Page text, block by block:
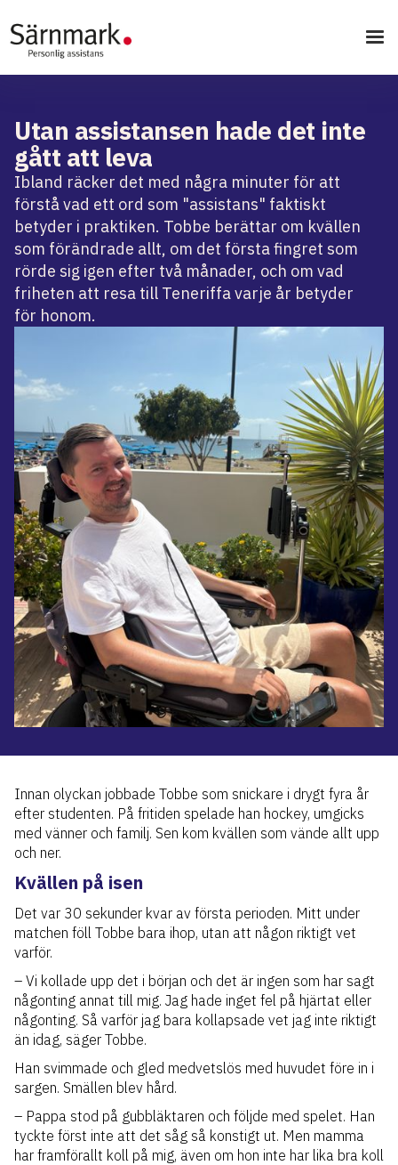
Utan assistansen hade det inte
gått att leva
Ibland räcker det med några minuter för att
förstå vad ett ord som "assistans" faktiskt
betyder i praktiken. Tobbe berättar om kvällen
som förändrade allt, om det första fingret som
rörde sig igen efter två månader, och om vad
friheten att resa till Teneriffa varje år betyder
för honom.
Innan olyckan jobbade Tobbe som snickare i drygt fyra år
efter studenten. På fritiden spelade han hockey, umgicks
med vänner och familj. Sen kom kvällen som vände allt upp
och ner.
Kvällen på isen
Det var 30 sekunder kvar av första perioden. Mitt under
matchen föll Tobbe bara ihop, utan att någon riktigt vet
varför.
– Vi kollade upp det i början och det är ingen som har sagt
någonting annat till mig. Jag hade inget fel på hjärtat eller
någonting. Så varför jag bara kollapsade vet jag inte riktigt
än idag, säger Tobbe.
Han svimmade och gled medvetslös med huvudet före in i
sargen. Smällen blev hård.
– Pappa stod på gubbläktaren och följde med spelet. Han
tyckte först inte att det såg så konstigt ut. Men mamma
har framförallt koll på mig, även om hon inte har lika bra koll